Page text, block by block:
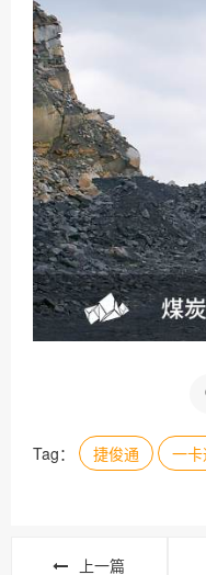
Tag： 捷俊通 一
上一篇